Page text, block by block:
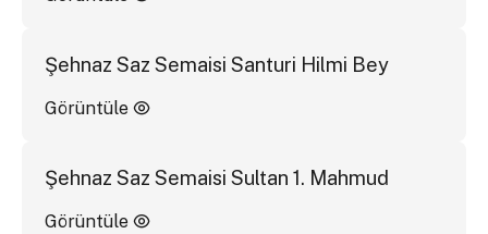
Şehnaz Saz Semaisi Santuri Hilmi Bey
Görüntüle
Şehnaz Saz Semaisi Sultan 1. Mahmud
Görüntüle